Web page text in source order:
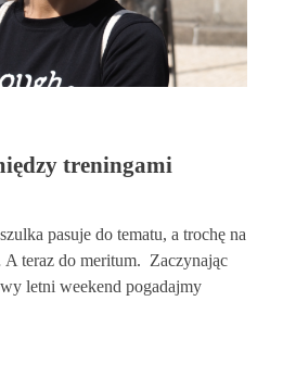
treningami
pasuje do tematu, a trochę na
teraz do meritum. Zaczynając
letni weekend pogadajmy